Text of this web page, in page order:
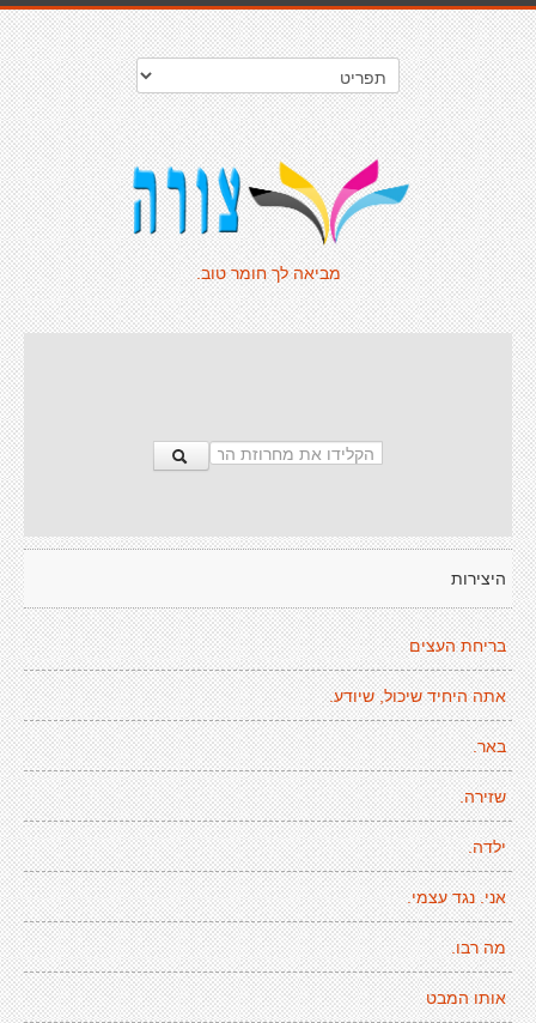
מביאה לך חומר טוב.
היצירות
בריחת העצים
אתה היחיד שיכול, שיודע.
באר.
שזירה.
ילדה.
אני. נגד עצמי.
מה רבו.
אותו המבט